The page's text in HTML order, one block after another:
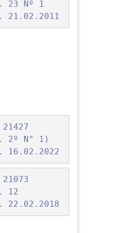
23 Nº 1
21.02.2011
21427
2º N° 1)
16.02.2022
21073
12
22.02.2018